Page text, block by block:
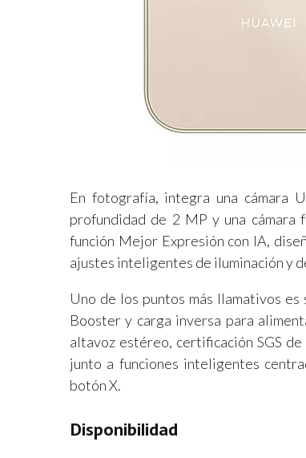
En fotografía, integra una cámara
profundidad de 2 MP y una
función Mejor Expresión con IA,
ajustes inteligentes de iluminación y
Uno de los puntos más llamativos
Booster y carga inversa para
altavoz estéreo, certificación SGS
junto a funciones inteligentes
botón X.
Disponibilidad